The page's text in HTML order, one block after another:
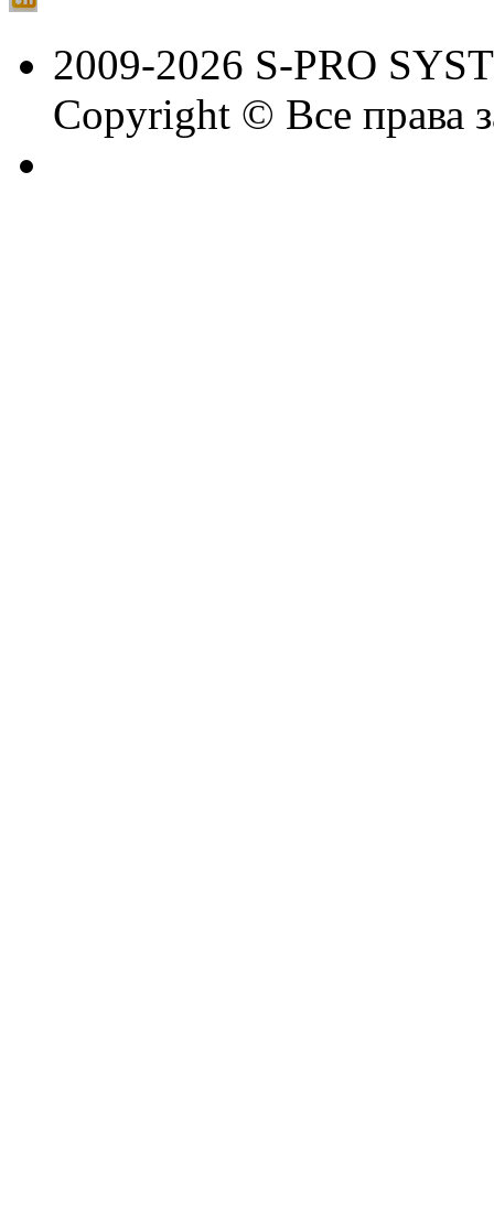
2009-2026 S-PRO
Copyright © Все права